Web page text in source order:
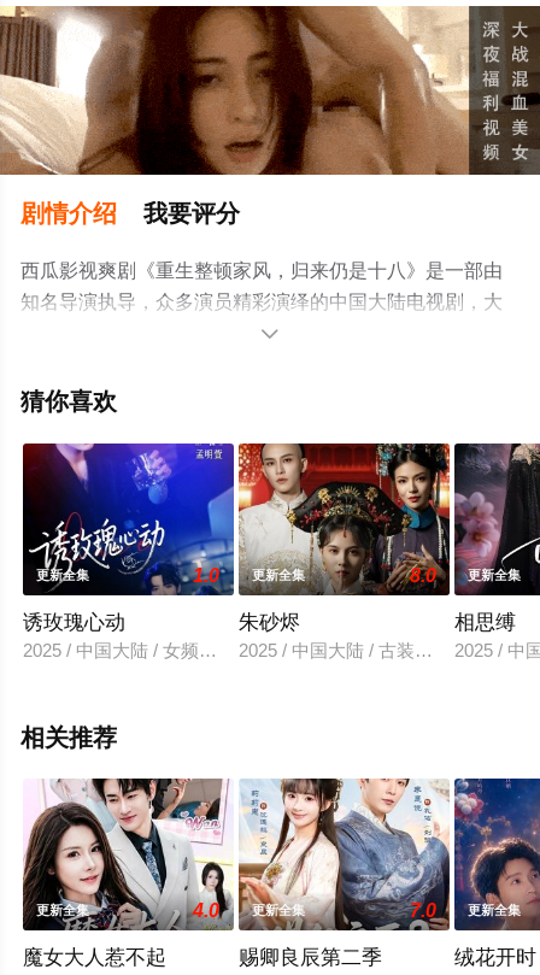
剧情介绍 我要评分
西瓜影视爽剧《重生整顿家风，归来仍是十八》是一部由
知名导演执导，众多演员精彩演绎的中国大陆电视剧，大
结局剧情已揭晓（更新全集），手机免费观看高清未删减
豆瓣电视剧、电视猫或剧情网等平台了解。

猜你喜欢
更新全集 1.0
诱玫瑰心动
2025 / 中国大陆 / 女频恋爱
更新全集 8.0
朱砂烬
2025 / 中国大陆 / 古装仙侠
更新全集
相思缚
2025 / 中
相关推荐
更新全集 4.0
魔女大人惹不起
更新全集 7.0
赐卿良辰第二季
更新全集
绒花开时